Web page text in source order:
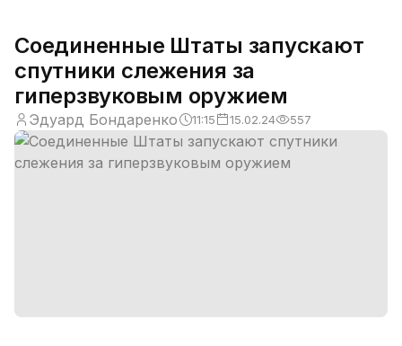
Соединенные Штаты запускают
спутники слежения за
гиперзвуковым оружием
Эдуард Бондаренко 11:15 15.02.24 557